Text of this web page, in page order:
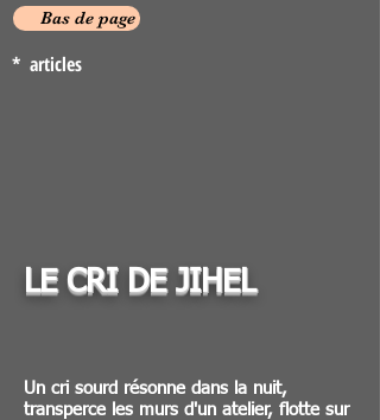
Bas de page
* articles
LE CRI DE JIHEL
Un cri sourd résonne dans la nuit,
transperce les murs d'un atelier, flotte sur